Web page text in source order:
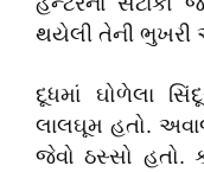
થયેલી તેની ભુખરી
દૂધમાં ઘોળેલા
લાલઘૂમ હતો.
જેવો ઠસ્સો હતો.